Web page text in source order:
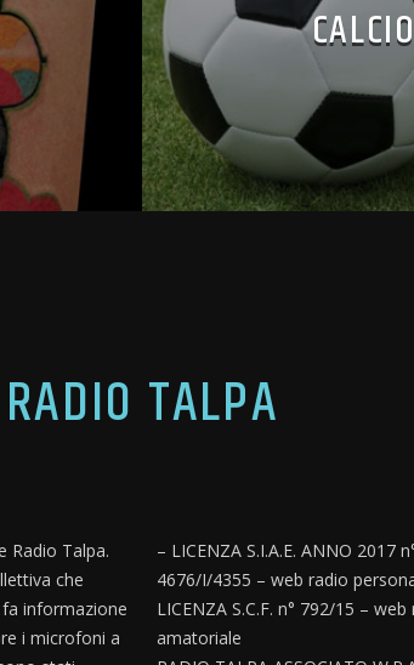
RADIO TALPA
Radio Talpa.
che
informazione
i microfoni a
– LICENZA S.I.A.E. ANNO 2017
4676/I/4355 – web radio
LICENZA S.C.F. n° 792/15 –
amatoriale